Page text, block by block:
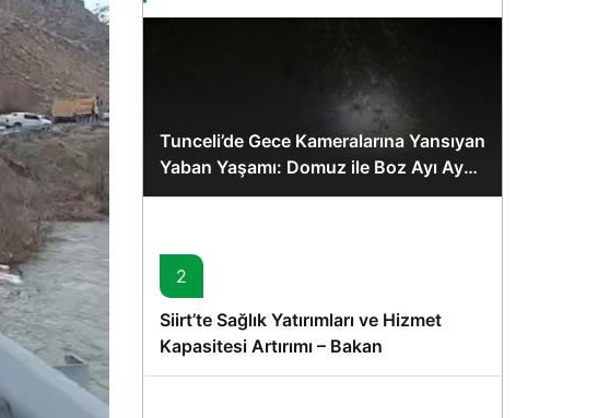
Tunceli’de Gece Kameralarına Yansıyan
Yaban Yaşamı: Domuz ile Boz Ayı Aynı
Karede
2
Siirt’te Sağlık Yatırımları ve Hizmet
Kapasitesi Artırımı – Bakan
Memişoğlu’nun Ziyareti